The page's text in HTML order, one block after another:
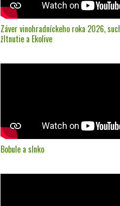
Záver vinohradníckeho roka 2026,
žltnutie a Ekolive
Bobule a slnko